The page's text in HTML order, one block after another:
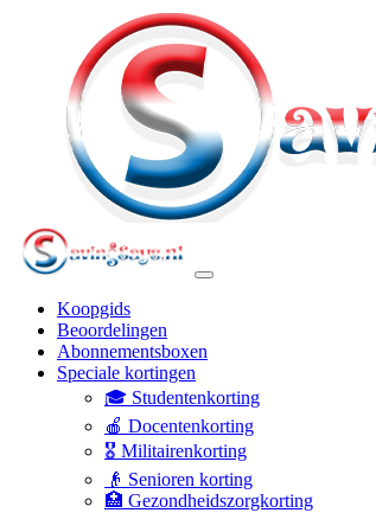
Koopgids
Beoordelingen
Abonnementsboxen
Speciale kortingen
🎓 Studentenkorting
🍎 Docentenkorting
🎖️ Militairenkorting
👴 Senioren korting
🏥 Gezondheidszorgkorting